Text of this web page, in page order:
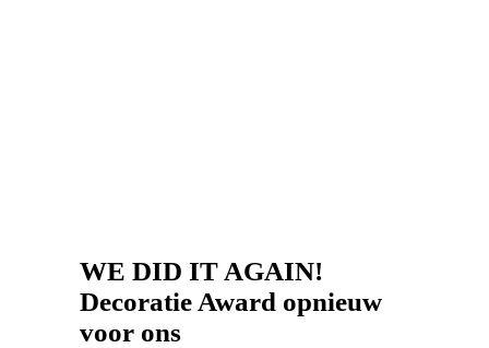
WE DID IT AGAIN!
Decoratie Award opnieuw
voor ons